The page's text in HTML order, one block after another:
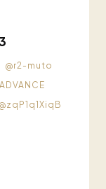
@r2-muto